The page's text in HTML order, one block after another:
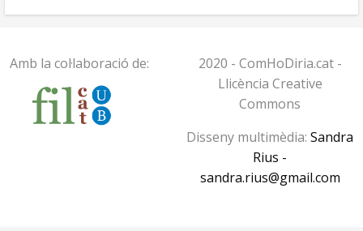
Amb la col·laboració de:
2020 - ComHoDiria.cat -
Llicència Creative
Commons
Disseny multimèdia: Sandra
Rius -
sandra.rius@gmail.com